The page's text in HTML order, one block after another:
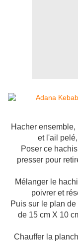
Hacher
et l'ail
Poser ce
presser pour
Mélanger le
poivrer et
Puis sur le plan
de 15 cm X 10
Chauffer la